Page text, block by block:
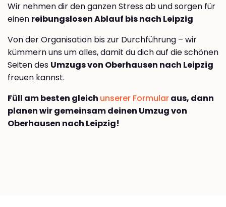
Wir nehmen dir den ganzen Stress ab und sorgen für
einen reibungslosen Ablauf bis nach Leipzig
Von der Organisation bis zur Durchführung – wir
kümmern uns um alles, damit du dich auf die schönen
Seiten des Umzugs von Oberhausen nach Leipzig
freuen kannst.
Füll am besten gleich unserer Formularaus, dann
planen wir gemeinsam deinen Umzug von
Oberhausen nach Leipzig!